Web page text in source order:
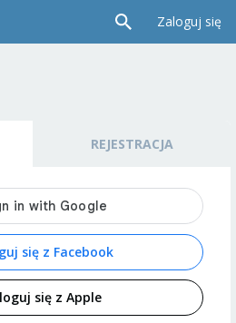
Zaloguj się
REJESTRACJA
się z Facebook
się z Apple